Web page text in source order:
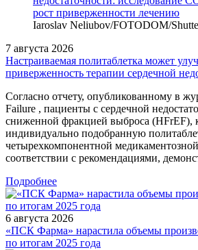
Iaroslav Neliubov/FOTODOM/
7 августа 2026
Настраиваемая политаблетка может
приверженность терапии сердечной
Согласно отчету, опубликованному в
Failure , пациенты с сердечной
сниженной фракцией выброса (HFrEF),
индивидуально подобранную
четырехкомпонентной
соответствии с рекомендациями,
Подробнее
6 августа 2026
«ПСК Фарма» нарастила объемы
по итогам 2025 года